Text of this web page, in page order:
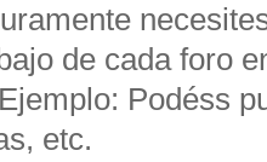
de cada foro
Podéss
etc.